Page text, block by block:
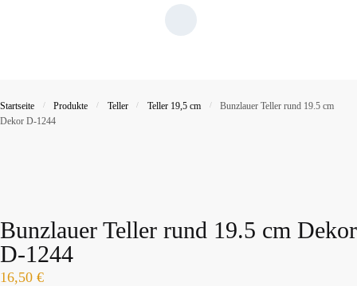
Startseite / Produkte / Teller / Teller 19,5 cm /
Bunzlauer Teller rund 19.5 cm
Dekor D-1244
Bunzlauer Teller rund 19.5 cm Dekor
D-1244
16,50 €